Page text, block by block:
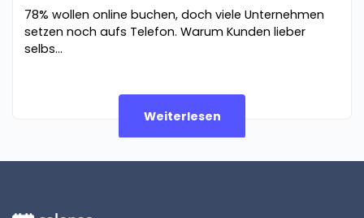
78% wollen online buchen, doch viele Unternehmen
setzen noch aufs Telefon. Warum Kunden lieber
selbs...
Weiterlesen